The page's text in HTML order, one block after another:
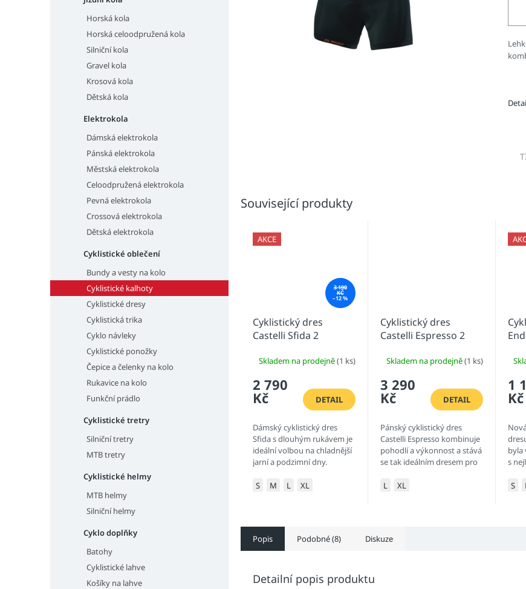
Horská kola
Horská celoodpružená kola
Silniční kola
Gravel kola
Krosová kola
Dětská kola
Elektrokola
Dámská elektrokola
Pánská elektrokola
Městská elektrokola
Celoodpružená elektrokola
Pevná elektrokola
Crossová elektrokola
Dětská elektrokola
Cyklistické oblečení
Bundy a vesty na kolo
Cyklistické kalhoty
Cyklistické dresy
Cyklistická trika
Cyklo návleky
Cyklistické ponožky
Čepice a čelenky na kolo
Rukavice na kolo
Funkční prádlo
Cyklistické tretry
Silniční tretry
MTB tretry
Cyklistické helmy
MTB helmy
Silniční helmy
Cyklo doplňky
Batohy
Cyklistické lahve
Košíky na lahve
Související produkty
AKCE
3 190
KČ
–12 %
Cyklistický dres
Castelli Sfida 2
Skladem na prodejně(1 ks)
2 790
Kč DETAIL
Dámský cyklistický dres
Sfida s dlouhým rukávem je
ideální volbou na chladnější
jarní a podzimní dny.
termomateriálu Nido d´Ape,
S M L XL
Cyklistický dres
Castelli Espresso 2
Skladem na prodejně(1 ks)
3 290
Kč DETAIL
Pánský cyklistický dres
Castelli Espresso kombinuje
pohodlí a výkonnost a stává
se tak ideálním dresem pro
vyznačuje dokonalým
L XL
1
Kč
byla
s
je
S
Popis Podobné (8) Diskuze
Detailní popis produktu